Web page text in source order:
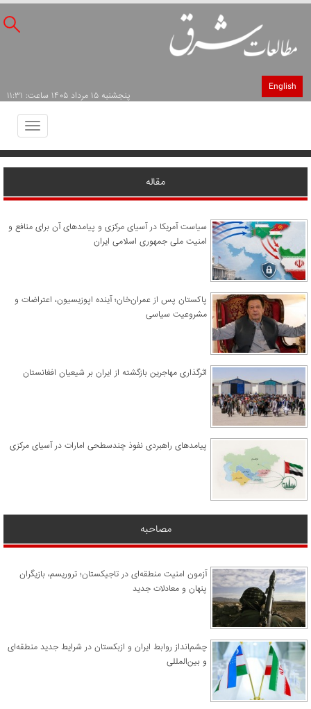
English
پنجشنبه ۱۵ مرداد ۱۴۰۵ ساعت: ۱۱:۳۱
Toggle
مقاله
سیاست آمریکا در آسیای مرکزی و پیامدهای آن برای منافع و
امنیت ملی جمهوری اسلامی ایران
پاکستان پس از عمران‌خان؛ آینده اپوزیسیون، اعتراضات و
مشروعیت سیاسی
اثرگذاری مهاجرین بازگشته از ایران بر شیعیان افغانستان
پیامدهای راهبردی نفوذ چندسطحی امارات در آسیای مرکزی
مصاحبه
آزمون امنیت منطقه‌ای در تاجیکستان؛ تروریسم، بازیگران
پنهان و معادلات جدید
چشم‌انداز روابط ایران و ازبکستان در شرایط جدید منطقه‌ای
و بین‌المللی